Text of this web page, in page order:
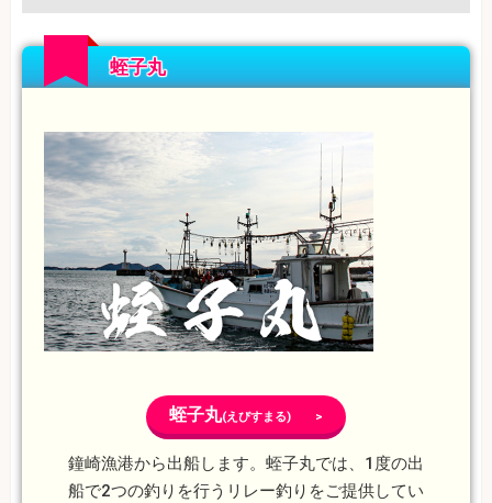
蛭子丸
蛭子丸(えびすまる) >
鐘崎漁港から出船します。蛭子丸では、1度の出
船で2つの釣りを行うリレー釣りをご提供してい